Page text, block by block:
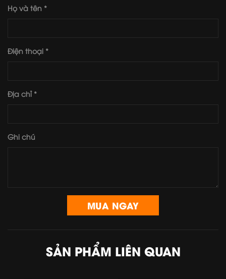
Họ và tên *
Điện thoại *
Địa chỉ *
Ghi chú
SẢN PHẨM LIÊN QUAN